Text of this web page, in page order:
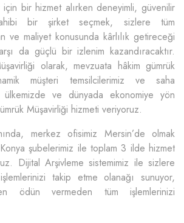
için bir hizmet alırken deneyimli, güvenilir
bir şirket seçmek, sizlere tüm
ve maliyet konusunda kârlılık getireceği
da güçlü bir izlenim kazandıracaktır.
olarak, mevzuata hâkim gümrük
müşteri temsilcilerimiz ve saha
ve dünyada ekonomiye yön
Müşavirliği hizmeti veriyoruz.
merkez ofisimiz Mersin’de olmak
şubelerimiz ile toplam 3 ilde hizmet
Dijital Arşivleme sistemimiz ile sizlere
takip etme olanağı sunuyor,
ödün vermeden tüm işlemlerinizi